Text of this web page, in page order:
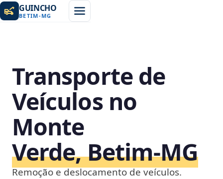
GUINCHO
BETIM-MG
Transporte de
Veículos no
Monte
Verde, Betim‑MG
Remoção e deslocamento de veículos.